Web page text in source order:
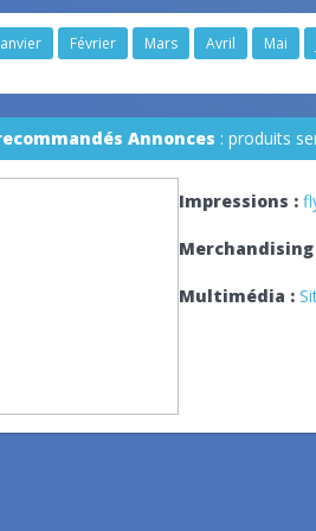
Février Mars Avril Mai
Annonces : produits
Impressions :
Merchandising
Multimédia :